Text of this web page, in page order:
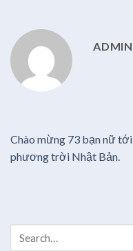
ADMIN
Chào mừng 73 bạn nữ tới
phương trời Nhật Bản.